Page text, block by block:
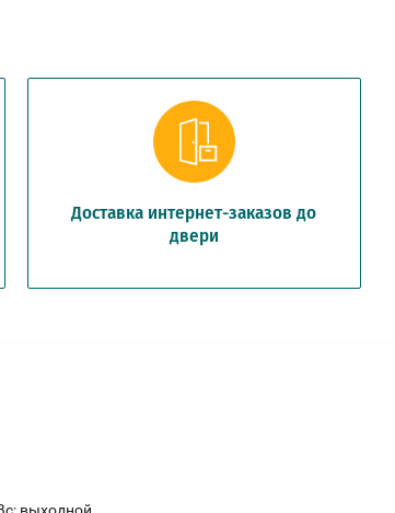
Доставка интернет-заказов до
двери